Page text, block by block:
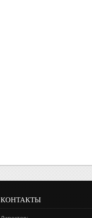
КОНТАКТЫ